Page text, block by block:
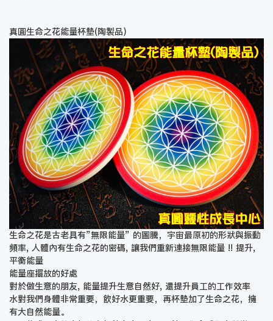
真圓生命之花能量杯墊(陶製品)
生命之花是古老具有”無限能量” 的圖騰，宇宙最原初的形狀與振動
頻率, 人體內有生命之花的密碼, 讓我們重新連接無限能量 !! 提升,
平衡能量
能量座擺放的好處
對於做生意的朋友, 能量提升生意自然好, 還提升員工的工作效率
水對我們身體非常重要，飲好水更重要，再杯墊加了生命之花，擁
有大自然能量。